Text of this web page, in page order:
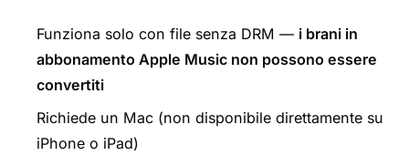
Funziona solo con file senza DRM — i brani in
abbonamento Apple Music non possono essere
convertiti
Richiede un Mac (non disponibile direttamente su
iPhone o iPad)